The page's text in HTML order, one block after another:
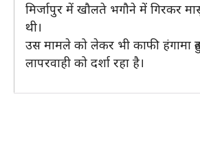
मिर्जापुर में खौलते भगौने में गिरकर
थी।
उस मामले को लेकर भी काफी हंगामा
लापरवाही को दर्शा रहा है।